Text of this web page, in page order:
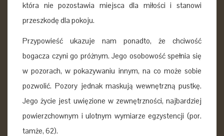
która nie pozostawia miejsca dla miłości i stanowi
przeszkodę dla pokoju.
Przypowieść ukazuje nam ponadto, że chciwość
bogacza czyni go próżnym. Jego osobowość spełnia się
w pozorach, w pokazywaniu innym, na co może sobie
pozwolić. Pozory jednak maskują ​​wewnętrzną pustkę.
Jego życie jest uwięzione w zewnętrzności, najbardziej
powierzchownym i ulotnym wymiarze egzystencji (por.
tamże, 62).